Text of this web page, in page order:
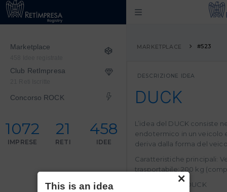
Marketplace
Club RetImpresa
Concorso ROCK
1072
IMPRESE
21
RETI
458
IDEE
MARKETPLACE #523
DESCRIZIONE IDEA
DUCK
L’idea del DUCK consiste
endotermico in un veicolo
deriva dalla forma del
Caratteristiche principali:
trasportabile: 200 kg
La struttura del DUCK
×
This is an idea